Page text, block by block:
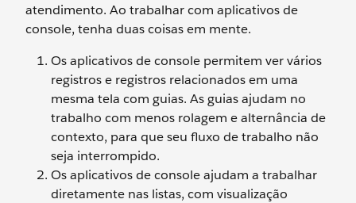
atendimento. Ao trabalhar com aplicativos de
console, tenha duas coisas em mente.
Os aplicativos de console permitem ver vários
registros e registros relacionados em uma
mesma tela com guias. As guias ajudam no
trabalho com menos rolagem e alternância de
contexto, para que seu fluxo de trabalho não
seja interrompido.
Os aplicativos de console ajudam a trabalhar
diretamente nas listas, com visualização